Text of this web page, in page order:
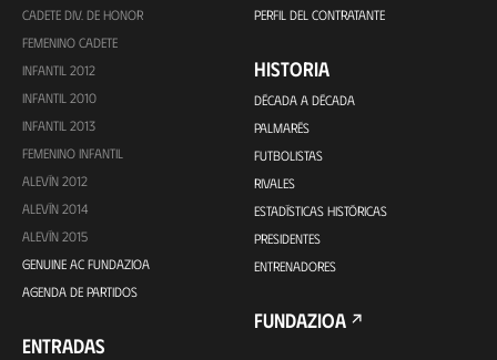
CADETE DIV. DE HONOR
FEMENINO CADETE
INFANTIL 2012
INFANTIL 2010
INFANTIL 2013
FEMENINO INFANTIL
ALEVÍN 2012
ALEVÍN 2014
ALEVÍN 2015
GENUINE AC FUNDAZIOA
AGENDA DE PARTIDOS
ENTRADAS
PERFIL DEL CONTRATANTE
HISTORIA
DÉCADA A DÉCADA
PALMARÉS
FUTBOLISTAS
RIVALES
ESTADÍSTICAS HISTÓRICAS
PRESIDENTES
ENTRENADORES
FUNDAZIOA